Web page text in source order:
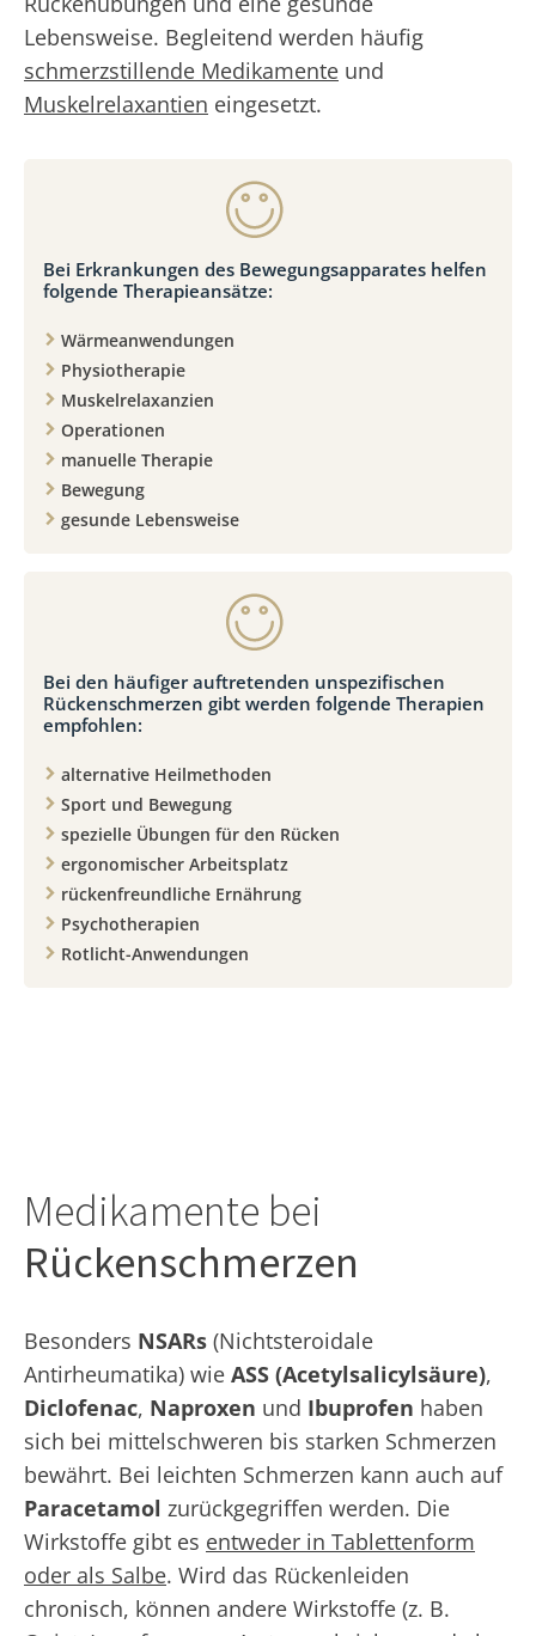
Lebensweise. Begleitend werden häufig
schmerzstillende Medikamente und
Muskelrelaxantien eingesetzt.
Bei Erkrankungen des Bewegungsapparates helfen
folgende Therapieansätze:
Wärmeanwendungen
Physiotherapie
Muskelrelaxanzien
Operationen
manuelle Therapie
Bewegung
gesunde Lebensweise
Bei den häufiger auftretenden unspezifischen
Rückenschmerzen gibt werden folgende Therapien
empfohlen:
alternative Heilmethoden
Sport und Bewegung
spezielle Übungen für den Rücken
ergonomischer Arbeitsplatz
rückenfreundliche Ernährung
Psychotherapien
Rotlicht-Anwendungen
Medikamente bei
Rückenschmerzen
Besonders NSARs (Nichtsteroidale
Antirheumatika) wie ASS (Acetylsalicylsäure),
Diclofenac, Naproxen und Ibuprofen haben
sich bei mittelschweren bis starken Schmerzen
bewährt. Bei leichten Schmerzen kann auch auf
Paracetamol zurückgegriffen werden. Die
Wirkstoffe gibt es entweder in Tablettenform
oder als Salbe. Wird das Rückenleiden
chronisch, können andere Wirkstoffe (z. B.